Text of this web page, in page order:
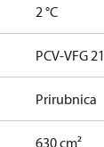
2 °C
PCV-VFG 21
Prirubnica
630 cm²